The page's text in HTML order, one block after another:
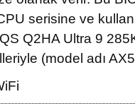
serisine ve
Q2HA Ultra 9
(model adı